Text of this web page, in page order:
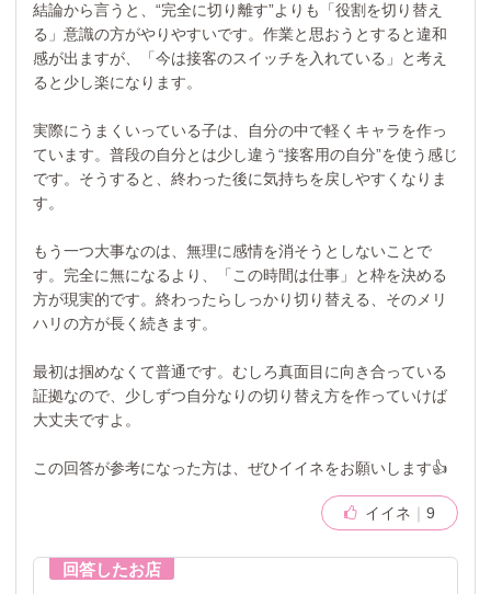
結論から言うと、“完全に切り離す”よりも「役割を切り替え
る」意識の方がやりやすいです。作業と思おうとすると違和
感が出ますが、「今は接客のスイッチを入れている」と考え
ると少し楽になります。
実際にうまくいっている子は、自分の中で軽くキャラを作っ
ています。普段の自分とは少し違う“接客用の自分”を使う感じ
です。そうすると、終わった後に気持ちを戻しやすくなりま
す。
もう一つ大事なのは、無理に感情を消そうとしないことで
す。完全に無になるより、「この時間は仕事」と枠を決める
方が現実的です。終わったらしっかり切り替える、そのメリ
ハリの方が長く続きます。
最初は掴めなくて普通です。むしろ真面目に向き合っている
証拠なので、少しずつ自分なりの切り替え方を作っていけば
大丈夫ですよ。
この回答が参考になった方は、ぜひイイネをお願いします👍
イイネ 9